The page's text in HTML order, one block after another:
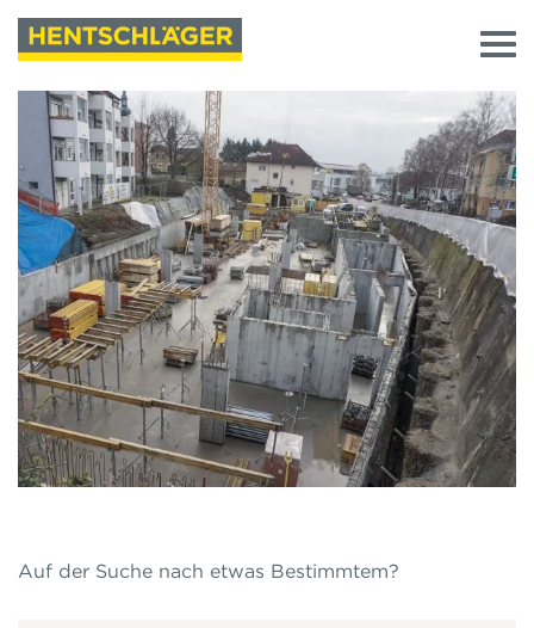
Auf der Suche nach etwas Bestimmtem?